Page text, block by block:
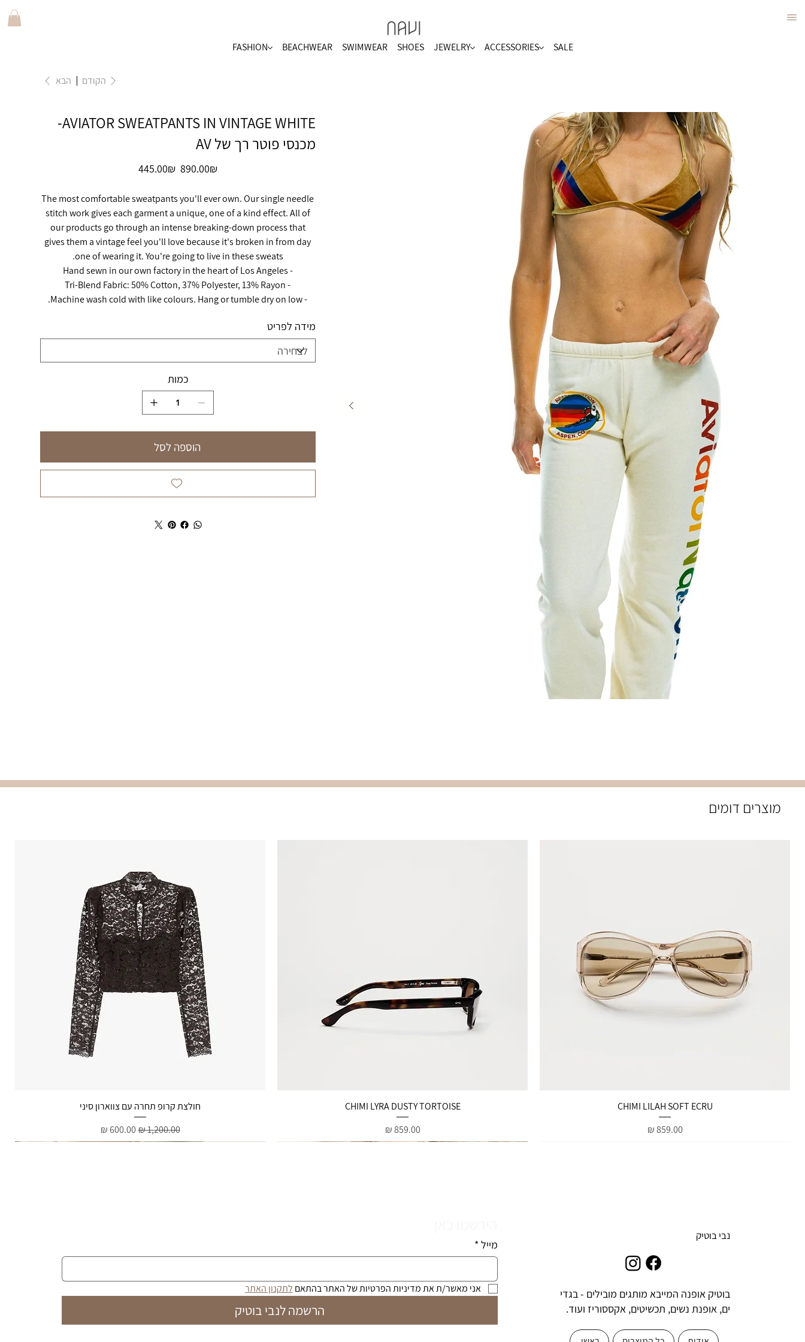
FASHION BEACHWEAR SWIMWEAR SHOES JEWELRY ACCESSORIES SALE
הקודם הבא
AVIATOR SWEATPANTS IN VINTAGE WHITE-
מכנסי פוטר רך של AV
מקורי
‏890.00 ‏₪
מבצע
‏445.00 ‏₪
The most comfortable sweatpants you'll ever own. Our single needle
stitch work gives each garment a unique, one of a kind effect. All of
our products go through an intense breaking-down process that
gives them a vintage feel you'll love because it's broken in from day
one of wearing it. You're going to live in these sweats.
- Hand sewn in our own factory in the heart of Los Angeles
- Tri-Blend Fabric: 50% Cotton, 37% Polyester, 13% Rayon
- Machine wash cold with like colours. Hang or tumble dry on low.
מידה לפריט
כמות
הוספה לסל
מוצרים דומים
תצוגה מהירה
CHIMI LILAH SOFT ECRU
מחיר‏859.00 ‏₪
תצוגה מהירה
CHIMI LYRA DUSTY TORTOISE
מחיר‏859.00 ‏₪
תצוגה מהירה
חולצת קרופ תחרה עם צווארון סיני
מחיר רגיל‏1,200.00 ‏₪ מחיר מבצע‏600.00 ‏₪
נבי בוטיק
בוטיק אופנה המייבא מותגים מובילים - בגדי
ים, אופנת נשים, תכשיטים, אקססוריז ועוד.
מייל *
אני מאשר/ת את מדיניות הפרטיות של האתר בהתאם לתקנון האתר
הרשמה לנבי בוטיק